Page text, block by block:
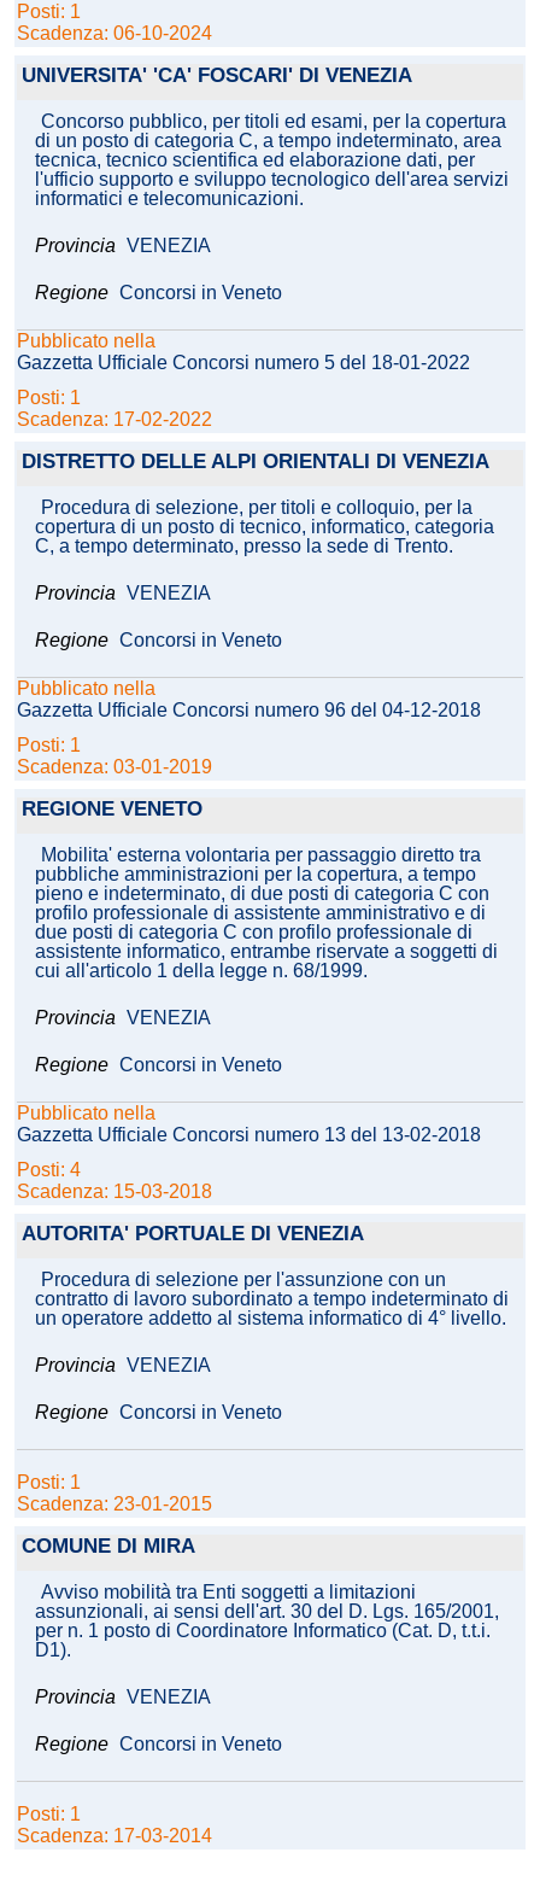
Posti: 1
Scadenza: 06-10-2024
UNIVERSITA' 'CA' FOSCARI' DI VENEZIA
Concorso pubblico, per titoli ed esami, per la copertura
di un posto di categoria C, a tempo indeterminato, area
tecnica, tecnico scientifica ed elaborazione dati, per
l'ufficio supporto e sviluppo tecnologico dell'area servizi
informatici e telecomunicazioni.
Provincia VENEZIA
Regione Concorsi in Veneto
Pubblicato nella
Gazzetta Ufficiale Concorsi numero 5 del 18-01-2022
Posti: 1
Scadenza: 17-02-2022
DISTRETTO DELLE ALPI ORIENTALI DI VENEZIA
Procedura di selezione, per titoli e colloquio, per la
copertura di un posto di tecnico, informatico, categoria
C, a tempo determinato, presso la sede di Trento.
Provincia VENEZIA
Regione Concorsi in Veneto
Pubblicato nella
Gazzetta Ufficiale Concorsi numero 96 del 04-12-2018
Posti: 1
Scadenza: 03-01-2019
REGIONE VENETO
Mobilita' esterna volontaria per passaggio diretto tra
pubbliche amministrazioni per la copertura, a tempo
pieno e indeterminato, di due posti di categoria C con
profilo professionale di assistente amministrativo e di
due posti di categoria C con profilo professionale di
assistente informatico, entrambe riservate a soggetti di
cui all'articolo 1 della legge n. 68/1999.
Provincia VENEZIA
Regione Concorsi in Veneto
Pubblicato nella
Gazzetta Ufficiale Concorsi numero 13 del 13-02-2018
Posti: 4
Scadenza: 15-03-2018
AUTORITA' PORTUALE DI VENEZIA
Procedura di selezione per l'assunzione con un
contratto di lavoro subordinato a tempo indeterminato di
un operatore addetto al sistema informatico di 4° livello.
Provincia VENEZIA
Regione Concorsi in Veneto
Posti: 1
Scadenza: 23-01-2015
COMUNE DI MIRA
Avviso mobilità tra Enti soggetti a limitazioni
assunzionali, ai sensi dell'art. 30 del D. Lgs. 165/2001,
per n. 1 posto di Coordinatore Informatico (Cat. D, t.t.i.
D1).
Provincia VENEZIA
Regione Concorsi in Veneto
Posti: 1
Scadenza: 17-03-2014